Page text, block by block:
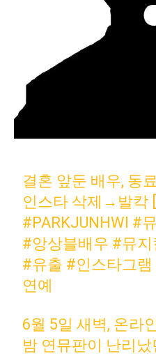
결혼 앞둔 배우, 동
인스타 삭제→발칵
#PARKJUNHWI #
#앙상블배우 #뮤지
#유출 #인스타그램
연예
6월 5일 새벽, 온라
밤 연뮤판이 난리